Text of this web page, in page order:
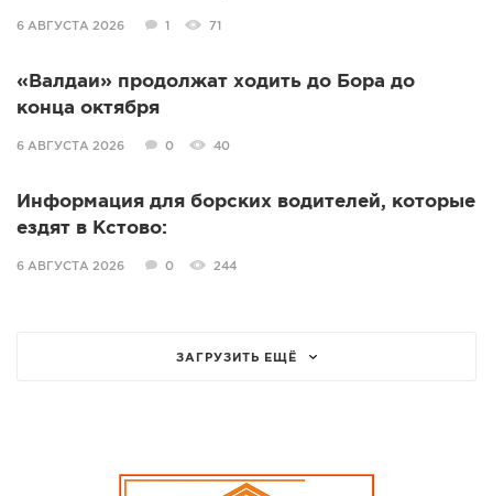
6 АВГУСТА 2026 1 71
«Валдаи» продолжат ходить до Бора до
конца октября
6 АВГУСТА 2026 0 40
Информация для борских водителей, которые
ездят в Кстово:
6 АВГУСТА 2026 0 244
ЗАГРУЗИТЬ ЕЩЁ